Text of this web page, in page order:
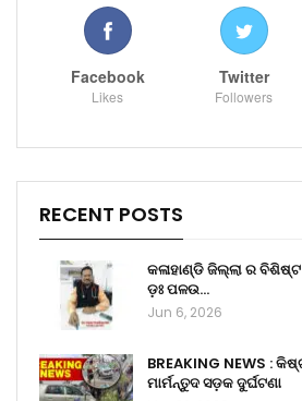
Facebook
Likes
Twitter
Followers
RECENT POSTS
କଳାହାଣ୍ଡି ଜିଲ୍ଲା ର
ଡ଼ଃ ପଳଉ…
Jun 6, 2026
BREAKING NEWS :
ମାର୍ମନ୍ତୁଦ ସଡ଼କ ଦୁର୍ଘଟଣା